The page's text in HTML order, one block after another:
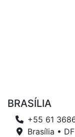
BRASÍLIA
+55 61
Brasília •